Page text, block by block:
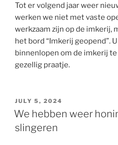
Tot er volgend jaar weer
werken we niet met vaste
werkzaam zijn op de imkerij,
het bord “Imkerij geopend”.
binnenlopen om de imkerij
gezellig praatje.
POSTED
ON
JULY 5, 2024
We hebben weer
slingeren